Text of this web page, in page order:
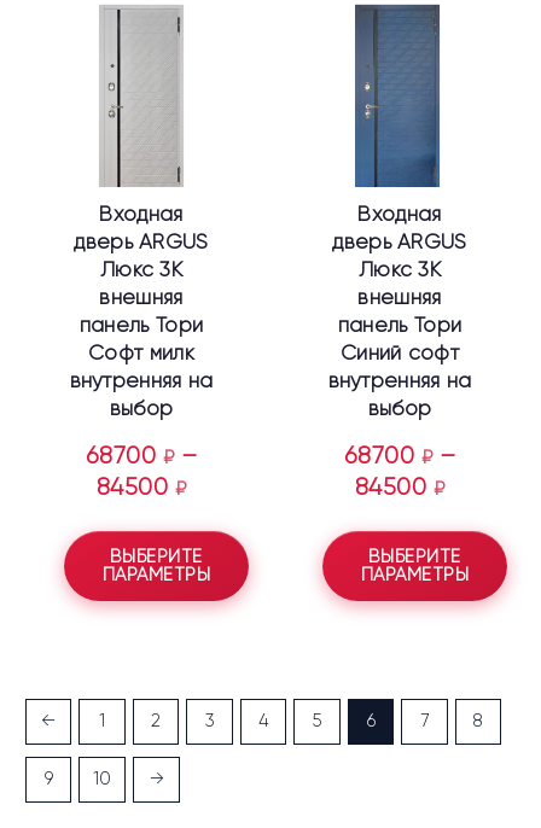
Входная
дверь ARGUS
Люкс 3К
внешняя
панель Тори
Софт милк
внутренняя на
выбор
68700 ₽ –
84500 ₽
ВЫБЕРИТЕ
ПАРАМЕТРЫ
товар
имеет
Опции
можно
выбрать
на
странице
товара.
Входная
дверь ARGUS
Люкс 3К
внешняя
панель Тори
Синий софт
внутренняя на
выбор
68700 ₽ –
84500 ₽
ВЫБЕРИТЕ
ПАРАМЕТРЫ
товар
имеет
можно
выбрать
на
странице
товара.
← 1 2 3 4 5 6 7 8
9 10 →